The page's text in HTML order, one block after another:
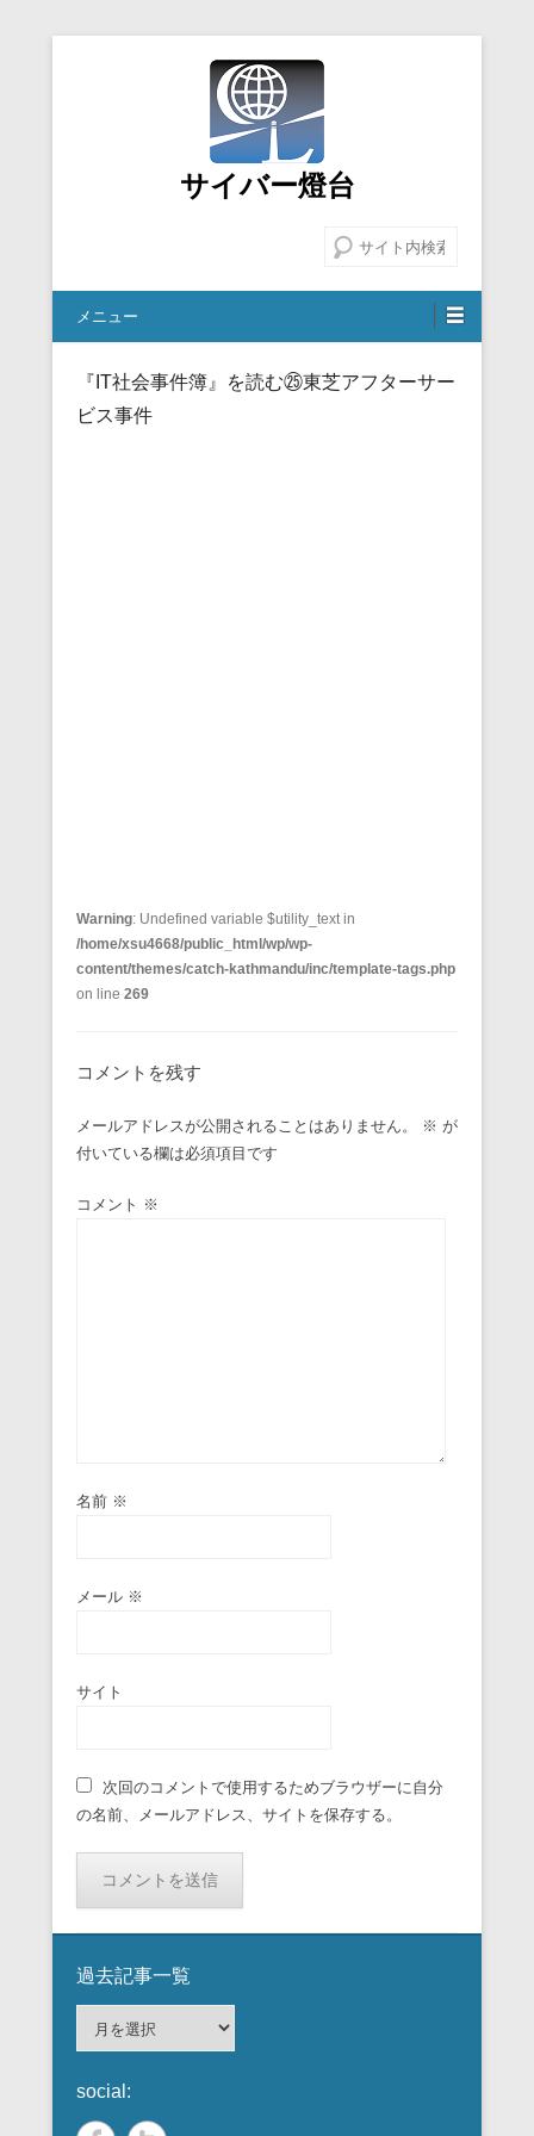
サイバー燈台
メニュー
『IT社会事件簿』を読む㉕東芝アフターサー
ビス事件
Warning: Undefined variable $utility_text in
/home/xsu4668/public_html/wp/wp-
content/themes/catch-kathmandu/inc/template-tags.php
on line 269
コメントを残す
メールアドレスが公開されることはありません。 ※ が
付いている欄は必須項目です
コメント ※
名前 ※
メール ※
サイト
次回のコメントで使用するためブラウザーに自分
の名前、メールアドレス、サイトを保存する。
過去記事一覧
事
一
social: